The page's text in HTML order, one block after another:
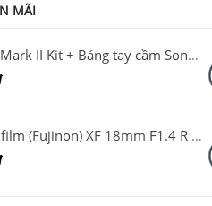
MÃI
Sony ZV-E10 Mark II Kit + Báng tay cầm Sony GP-VPT2BT Đen
Ống kính Fujifilm (Fujinon) XF 18mm F1.4 R LM WR